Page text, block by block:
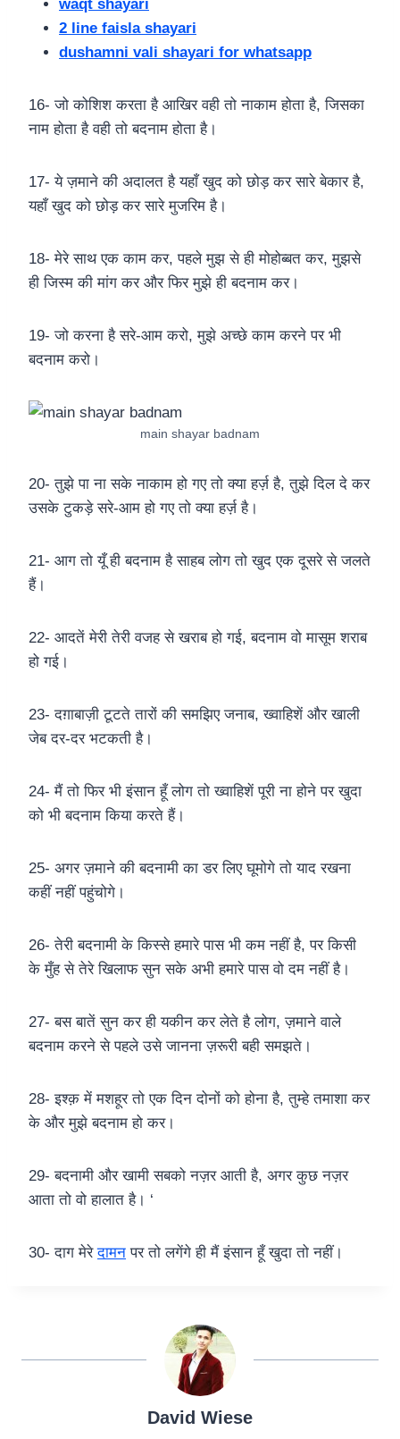
waqt shayari
2 line faisla shayari
dushamni vali shayari for whatsapp
16- जो कोशिश करता है आखिर वही तो नाकाम होता है, जिसका
नाम होता है वही तो बदनाम होता है।
17- ये ज़माने की अदालत है यहाँ खुद को छोड़ कर सारे बेकार है,
यहाँ खुद को छोड़ कर सारे मुजरिम है।
18- मेरे साथ एक काम कर, पहले मुझ से ही मोहोब्बत कर, मुझसे
ही जिस्म की मांग कर और फिर मुझे ही बदनाम कर।
19- जो करना है सरे-आम करो, मुझे अच्छे काम करने पर भी
बदनाम करो।
main shayar badnam
20- तुझे पा ना सके नाकाम हो गए तो क्या हर्ज़ है, तुझे दिल दे कर
उसके टुकड़े सरे-आम हो गए तो क्या हर्ज़ है।
21- आग तो यूँ ही बदनाम है साहब लोग तो खुद एक दूसरे से जलते
हैं।
22- आदतें मेरी तेरी वजह से खराब हो गई, बदनाम वो मासूम शराब
हो गई।
23- दग़ाबाज़ी टूटते तारों की समझिए जनाब, ख्वाहिशें और खाली
जेब दर-दर भटकती है।
24- मैं तो फिर भी इंसान हूँ लोग तो ख्वाहिशें पूरी ना होने पर खुदा
को भी बदनाम किया करते हैं।
25- अगर ज़माने की बदनामी का डर लिए घूमोगे तो याद रखना
कहीं नहीं पहुंचोगे।
26- तेरी बदनामी के किस्से हमारे पास भी कम नहीं है, पर किसी
के मुँह से तेरे खिलाफ सुन सके अभी हमारे पास वो दम नहीं है।
27- बस बातें सुन कर ही यकीन कर लेते है लोग, ज़माने वाले
बदनाम करने से पहले उसे जानना ज़रूरी बही समझते।
28- इश्क़ में मशहूर तो एक दिन दोनों को होना है, तुम्हे तमाशा कर
के और मुझे बदनाम हो कर।
29- बदनामी और खामी सबको नज़र आती है, अगर कुछ नज़र
आता तो वो हालात है। ‘
30- दाग मेरेदामन पर तो लगेंगे ही मैं इंसान हूँ खुदा तो नहीं।
David Wiese